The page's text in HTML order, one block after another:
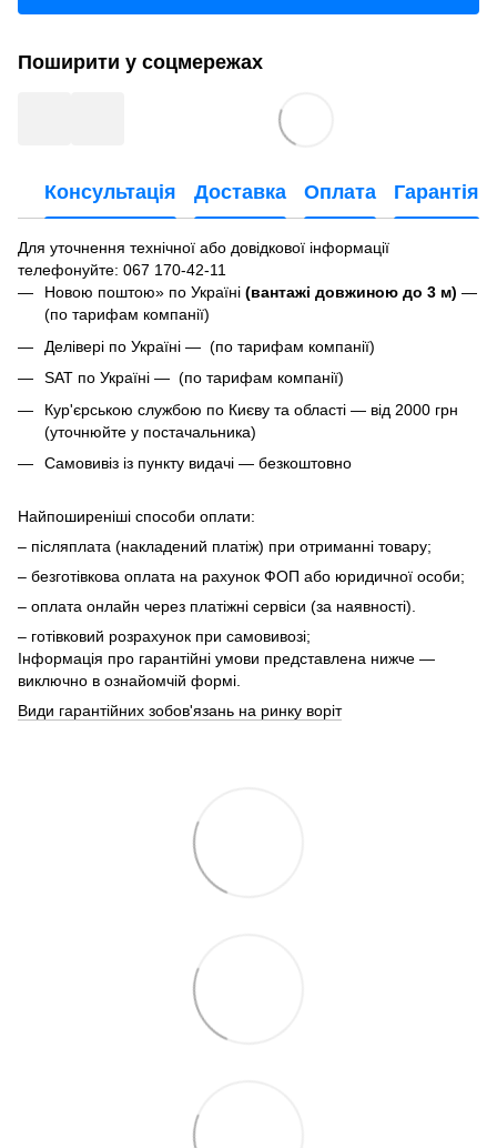
Поширити у соцмережах
Консультація Доставка Оплата Гарантія
Для уточнення технічної або довідкової інформації
телефонуйте: 067 170-42-11
Новою поштою» по Україні (вантажі довжиною до 3 м) —
(по тарифам компанії)
Делівері по Україні — (по тарифам компанії)
SAT по Україні — (по тарифам компанії)
Кур'єрською службою по Києву та області — від 2000 грн
(уточнюйте у постачальника)
Самовивіз із пункту видачі — безкоштовно
Найпоширеніші способи оплати:
– післяплата (накладений платіж) при отриманні товару;
– безготівкова оплата на рахунок ФОП або юридичної особи;
– оплата онлайн через платіжні сервіси (за наявності).
– готівковий розрахунок при самовивозі;
Інформація про гарантійні умови представлена нижче —
виключно в ознайомчій формі.
Види гарантійних зобов'язань на ринку воріт